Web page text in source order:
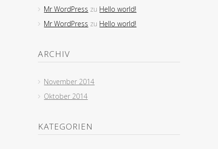
Mr WordPress zu Hello world!
Mr WordPress zu Hello world!
ARCHIV
November 2014
Oktober 2014
KATEGORIEN